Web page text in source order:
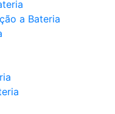
a Bateria